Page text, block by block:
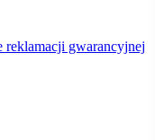
reklamacji gwarancyjnej